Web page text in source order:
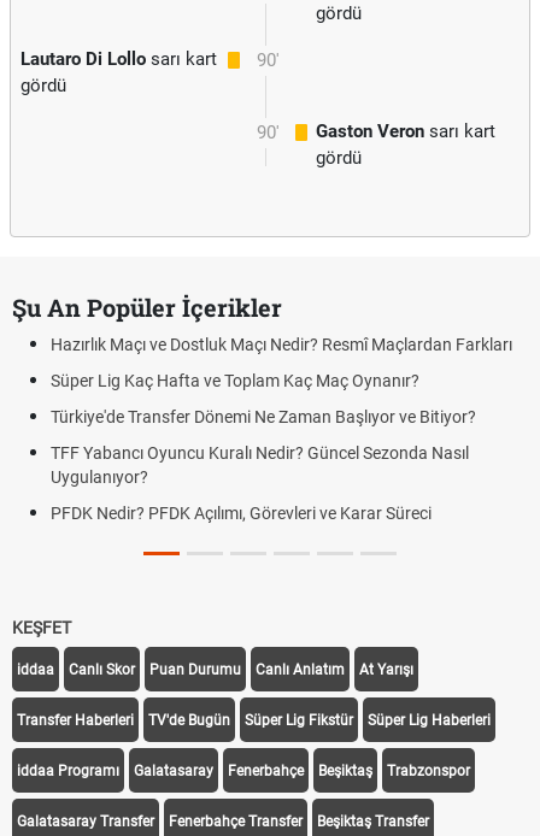
gördü
90'
Lautaro Di Lollo sarı kart
gördü
90' Gaston Veron sarı kart
gördü
Şu An Popüler İçerikler
Hazırlık Maçı ve Dostluk Maçı Nedir? Resmî Maçlardan Farkları
Süper Lig Kaç Hafta ve Toplam Kaç Maç Oynanır?
Türkiye'de Transfer Dönemi Ne Zaman Başlıyor ve Bitiyor?
TFF Yabancı Oyuncu Kuralı Nedir? Güncel Sezonda Nasıl
Uygulanıyor?
PFDK Nedir? PFDK Açılımı, Görevleri ve Karar Süreci
KEŞFET
iddaa Canlı Skor Puan Durumu Canlı Anlatım At Yarışı
Transfer Haberleri TV'de Bugün Süper Lig Fikstür Süper Lig Haberleri
iddaa Programı Galatasaray Fenerbahçe Beşiktaş Trabzonspor